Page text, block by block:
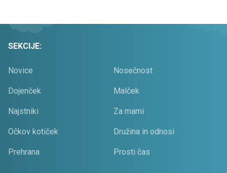
SEKCIJE:
Novice Nosečnost
Dojenček Malček
Najstniki Za mami
Očkov kotiček Družina in odnosi
Prehrana Prosti čas